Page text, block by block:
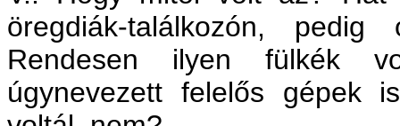
öregdiák-találkozón,
Rendesen ilyen fülkék
úgynevezett felelős